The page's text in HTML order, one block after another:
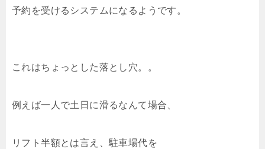
予約を受けるシステムになるようです。
これはちょっとした落とし穴。。
例えば一人で土日に滑るなんて場合、
リフト半額とは言え、駐車場代を